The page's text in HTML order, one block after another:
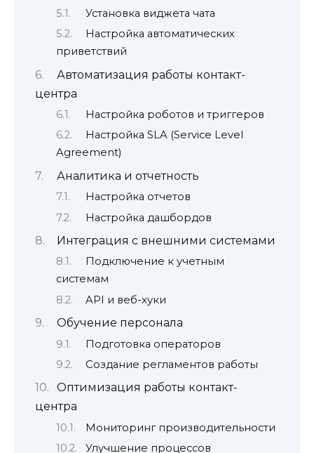
Установка виджета чата
Настройка автоматических
приветствий
Автоматизация работы контакт-
центра
Настройка роботов и триггеров
Настройка SLA (Service Level
Agreement)
Аналитика и отчетность
Настройка отчетов
Настройка дашбордов
Интеграция с внешними системами
Подключение к учетным
системам
API и веб-хуки
Обучение персонала
Подготовка операторов
Создание регламентов работы
Оптимизация работы контакт-
центра
Мониторинг производительности
Улучшение процессов